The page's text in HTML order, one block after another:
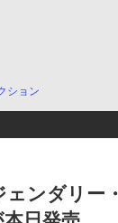
ション
ェンダリー